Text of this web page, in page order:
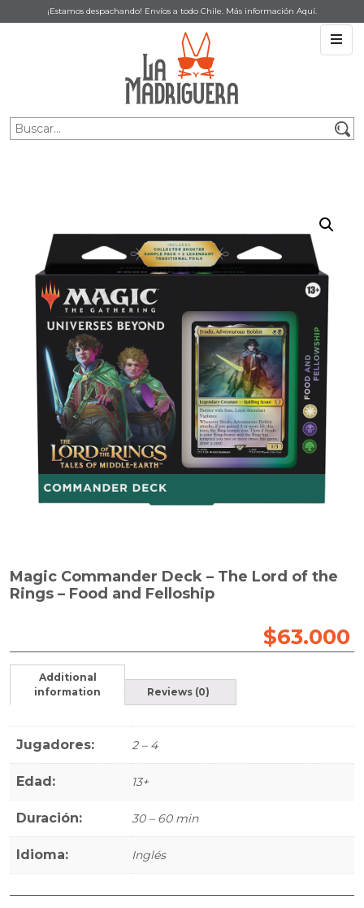
¡Estamos despachando! Envíos a todo Chile. Más información Aquí.
Magic Commander Deck – The Lord of the
Rings – Food and Felloship
$63.000
Additional
information
Reviews (0)
Jugadores: 2 – 4
Edad: 13+
Duración: 30 – 60 min
Idioma: Inglés